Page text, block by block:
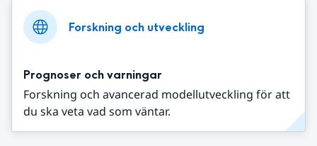
Forskning och utveckling
Prognoser och varningar
Forskning och avancerad modellutveckling för att
du ska veta vad som väntar.